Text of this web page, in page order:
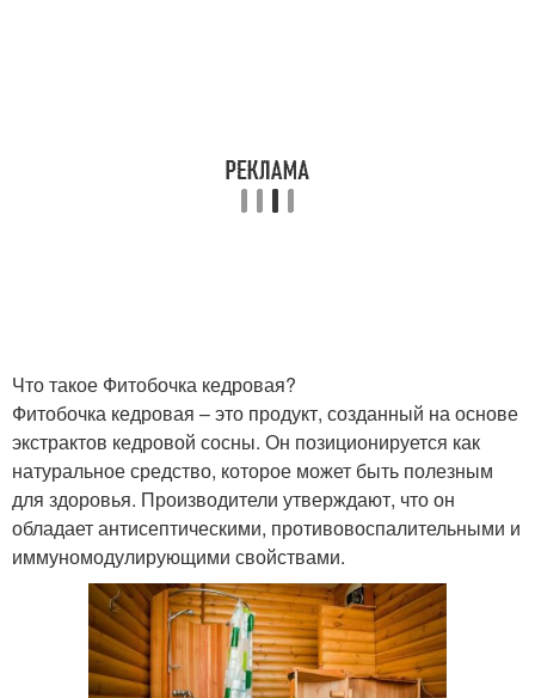
Что такое Фитобочка кедровая?
Фитобочка кедровая – это продукт, созданный на основе
экстрактов кедровой сосны. Он позиционируется как
натуральное средство, которое может быть полезным
для здоровья. Производители утверждают, что он
обладает антисептическими, противовоспалительными и
иммуномодулирующими свойствами.